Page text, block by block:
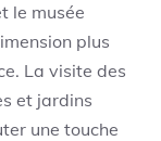
le musée
plus
La visite des
et jardins
une touche